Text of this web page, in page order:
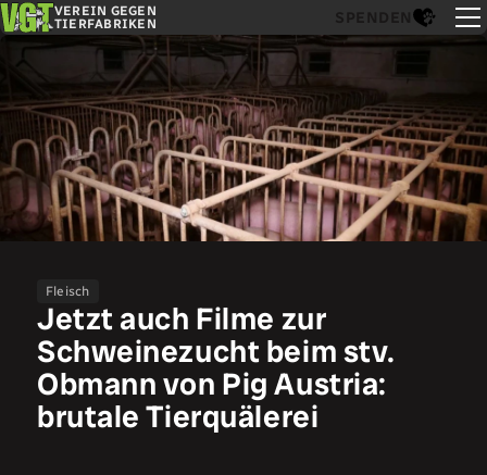
VEREIN GEGEN
TIERFABRIKEN
SPENDEN
Fleisch
Jetzt auch Filme zur
Schweinezucht beim stv.
Obmann von Pig Austria:
brutale Tierquälerei